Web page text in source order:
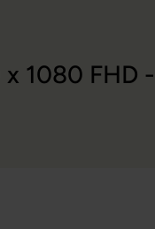
1080 FHD